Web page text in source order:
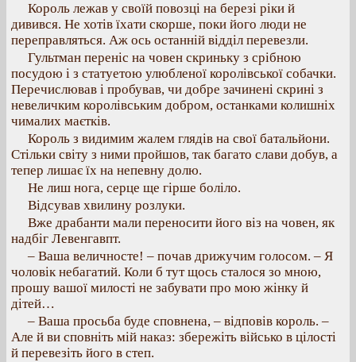
Король лежав у своїй повозці на березі ріки й
дивився. Не хотів їхати скорше, поки його люди не
переправляться. Аж ось останній відділ перевезли.
Гультман переніс на човен скриньку з срібною
посудою і з статуетою улюбленої королівської собачки.
Перечислював і пробував, чи добре зачинені скрині з
невеличким королівським добром, останками колишніх
чималих маєтків.
Король з видимим жалем глядів на свої батальйони.
Стільки світу з ними пройшов, так багато слави добув, а
тепер лишає їх на непевну долю.
Не лиш нога, серце ще гірше боліло.
Відсував хвилину розлуки.
Вже драбанти мали переносити його віз на човен, як
надбіг Левенгавпт.
– Ваша величносте! – почав дрижучим голосом. – Я
чоловік небагатий. Коли б тут щось сталося зо мною,
прошу вашої милості не забувати про мою жінку й
дітей…
– Ваша просьба буде сповнена, – відповів король. –
Але й ви сповніть мій наказ: збережіть військо в цілості
й перевезіть його в степ.